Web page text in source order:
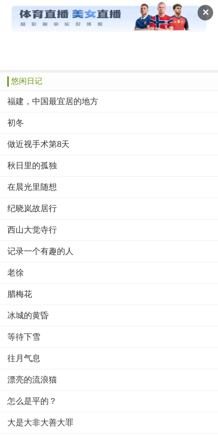
✕
读文斋
推荐 赞榜 绝品 诗歌
悠闲日记
福建，中国最宜居的地方
初冬
做近视手术第8天
秋日里的孤独
在晨光里随想
纪晓岚故居行
西山大觉寺行
记录一个有趣的人
老徐
腊梅花
冰城的黄昏
等待下雪
往月气息
漂亮的流浪猫
怎么是平的？
大是大非大善大罪